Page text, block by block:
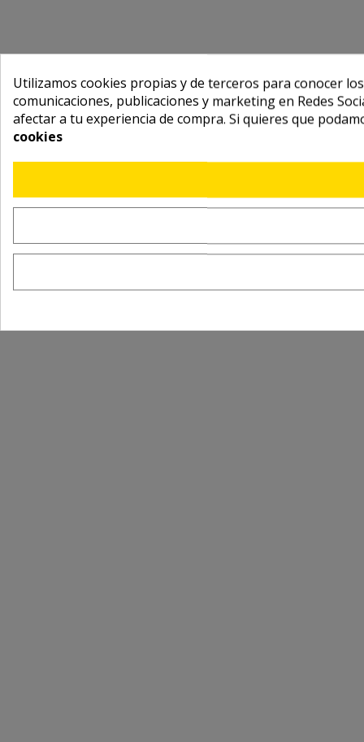
Utilizamos cookies propias y de terceros para conocer
comunicaciones, publicaciones y marketing en Redes
afectar a tu experiencia de compra. Si quieres que
cookies